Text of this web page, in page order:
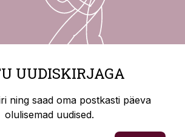
UUDISKIRJAGA
ning saad oma postkasti päeva
olulisemad uudised.